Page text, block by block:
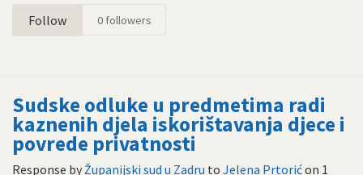
Follow 0followers
Sudske odluke u predmetima radi
kaznenih djela iskorištavanja djece i
povrede privatnosti
Response byŽupanijski sud u Zadru to Jelena Prtorićon 1